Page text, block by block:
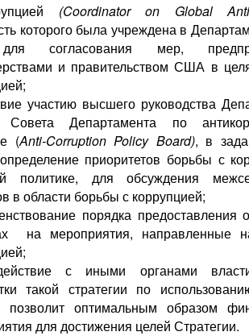
(Coordinator on Global Anti-
которого была учреждена в
согласования мер,
и правительством США в
участию высшего руководства
Совета Департамента по
(Anti-Corruption Policy Board), в
приоритетов борьбы с
политике, для обсуждения
в области борьбы с коррупцией;
порядка предоставления
на мероприятия, направленные
с иными органами
такой стратегии по
позволит оптимальным образом
для достижения целей Стратегии.